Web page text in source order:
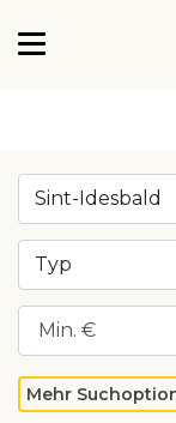
Sint-Idesbald
Typ
Mehr